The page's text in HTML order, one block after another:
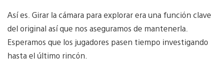
Así es. Girar la cámara para explorar era una función clave
del original así que nos aseguramos de mantenerla.
Esperamos que los jugadores pasen tiempo investigando
hasta el último rincón.